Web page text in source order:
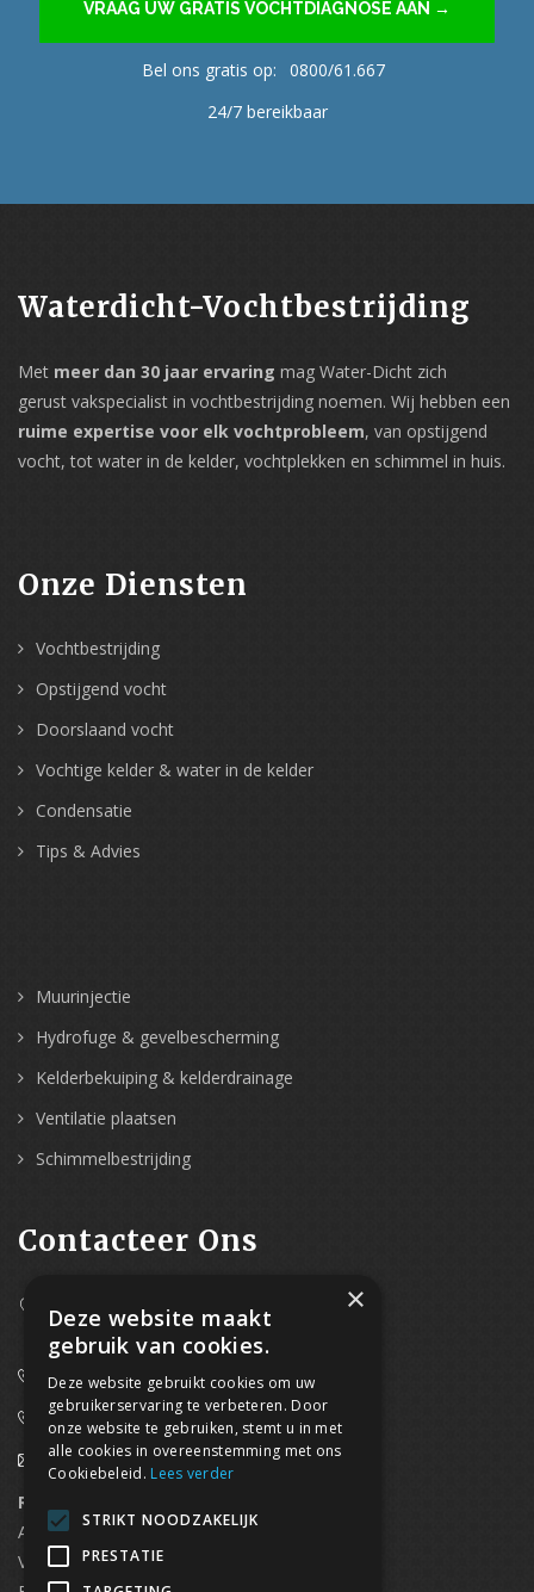
VRAAG UW GRATIS VOCHTDIAGNOSE AAN →
Bel ons gratis op:
0800/61.667
24/7 bereikbaar
Waterdicht-Vochtbestrijding
Met meer dan 30 jaar ervaring mag Water-Dicht zich
gerust vakspecialist in vochtbestrijding noemen. Wij hebben een
ruime expertise voor elk vochtprobleem, van opstijgend
vocht, tot water in de kelder, vochtplekken en schimmel in huis.
Onze Diensten
Vochtbestrijding
Opstijgend vocht
Doorslaand vocht
Vochtige kelder & water in de kelder
Condensatie
Tips & Advies
Muurinjectie
Hydrofuge & gevelbescherming
Kelderbekuiping & kelderdrainage
Ventilatie plaatsen
Schimmelbestrijding
Contacteer Ons
Westpoort 37B,
2070 Zwijndrecht
0800/61 667 (24/7 bereikbaar)
03/369.60.29
info@waterdicht-vochtbestrijding.be
Regionaal contact
Antwerpen
03/369.60.29
Vlaams Brabant & Brussel
×
Deze website maakt
gebruik van cookies.
Deze website gebruikt cookies om uw
gebruikerservaring te verbeteren. Door
onze website te gebruiken, stemt u in met
alle cookies in overeenstemming met ons
Cookiebeleid. Lees verder
STRIKT NOODZAKELIJK
PRESTATIE